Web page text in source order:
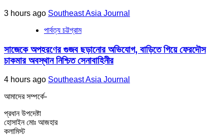
3 hours ago Southeast Asia Journal
পার্বত্য চট্টগ্রাম
সাজেকে অপহরণের গুজব ছড়ানোর অভিযোগ, বাড়িতে গিয়ে ফেরদৌস
চাকমার অবস্থান নিশ্চিত সেনাবাহিনীর
4 hours ago Southeast Asia Journal
আমাদের সম্পর্কে-
প্রধান উপদেষ্টা
হোসাইন মোঃ আজহার
কলামিস্ট